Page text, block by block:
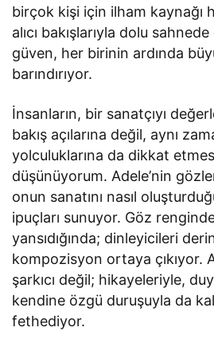
birçok kişi için ilham kaynağı
alıcı bakışlarıyla dolu
güven, her birinin ardında
barındırıyor.
İnsanların, bir sanatçıyı
bakış açılarına değil, aynı
yolculuklarına da dikkat
düşünüyorum. Adele’nin
onun sanatını nasıl
ipuçları sunuyor. Göz
yansıdığında; dinleyicileri
kompozisyon ortaya çıkıyor.
şarkıcı değil; hikayeleriyle,
kendine özgü duruşuyla da
fethediyor.